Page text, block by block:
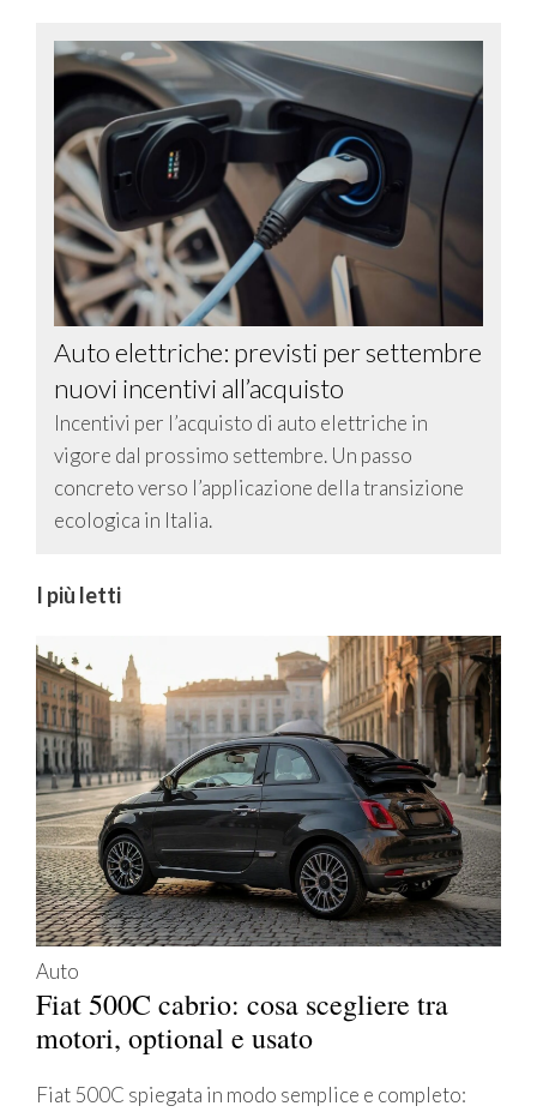
Auto elettriche: previsti per settembre
nuovi incentivi all’acquisto
Incentivi per l’acquisto di auto elettriche in
vigore dal prossimo settembre. Un passo
concreto verso l’applicazione della transizione
ecologica in Italia.
I più letti
Auto
Fiat 500C cabrio: cosa scegliere tra
motori, optional e usato
Fiat 500C spiegata in modo semplice e completo: